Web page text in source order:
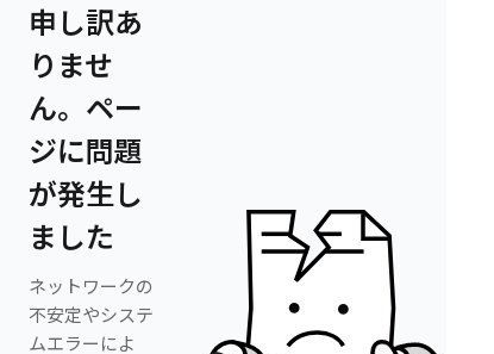
申し訳あ
りませ
ん。ペー
ジに問題
が発生し
ました
ネットワークの
不安定やシステ
ムエラーによ